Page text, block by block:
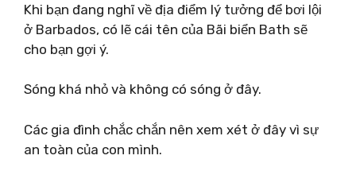
Khi bạn đang nghĩ về địa điểm lý tưởng để bơi lội
ở Barbados, có lẽ cái tên của Bãi biển Bath sẽ
cho bạn gợi ý.
Sóng khá nhỏ và không có sóng ở đây.
Các gia đình chắc chắn nên xem xét ở đây vì sự
an toàn của con mình.